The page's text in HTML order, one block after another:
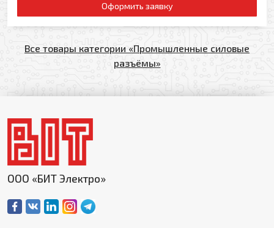
Оформить заявку
Все товары категории «Промышленные силовые
разъёмы»
ООО «БИТ Электро»